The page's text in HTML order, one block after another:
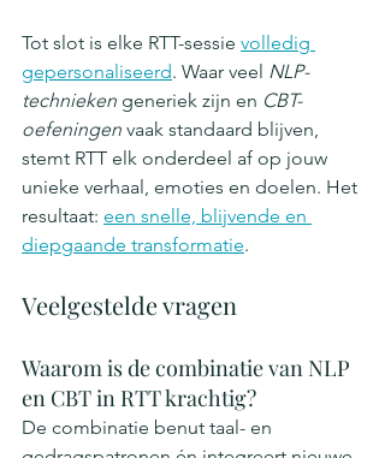
Tot slot is elke RTT-sessie volledig
gepersonaliseerd. Waar veel NLP-
technieken generiek zijn en CBT-
oefeningen vaak standaard blijven,
stemt RTT elk onderdeel af op jouw
unieke verhaal, emoties en doelen. Het
resultaat: een snelle, blijvende en
diepgaande transformatie.
Veelgestelde vragen
Waarom is de combinatie van NLP
en CBT in RTT krachtig?
De combinatie benut taal- en